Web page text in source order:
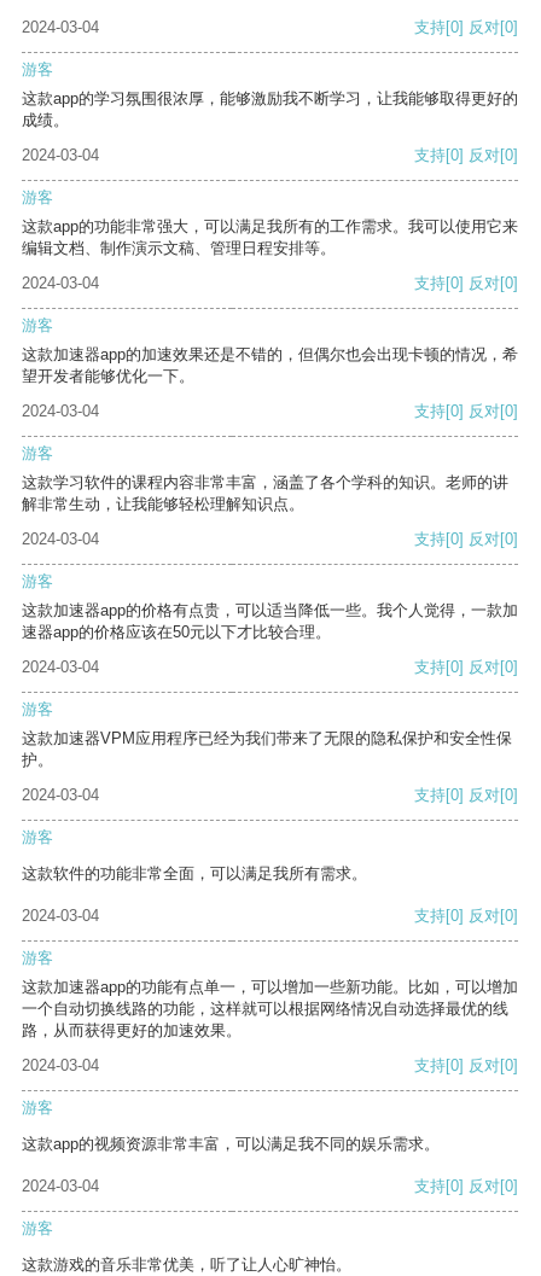
2024-03-04 支持[0] 反对[0]
游客
这款app的学习氛围很浓厚，能够激励我不断学习，让我能够取得更好的
成绩。
2024-03-04
支持[0] 反对[0]
游客
这款app的功能非常强大，可以满足我所有的工作需求。我可以使用它来
编辑文档、制作演示文稿、管理日程安排等。
2024-03-04
支持[0] 反对[0]
游客
这款加速器app的加速效果还是不错的，但偶尔也会出现卡顿的情况，希
望开发者能够优化一下。
2024-03-04
支持[0] 反对[0]
游客
这款学习软件的课程内容非常丰富，涵盖了各个学科的知识。老师的讲
解非常生动，让我能够轻松理解知识点。
2024-03-04
支持[0] 反对[0]
游客
这款加速器app的价格有点贵，可以适当降低一些。我个人觉得，一款加
速器app的价格应该在50元以下才比较合理。
2024-03-04
支持[0] 反对[0]
游客
这款加速器VPM应用程序已经为我们带来了无限的隐私保护和安全性保
护。
2024-03-04
支持[0] 反对[0]
游客
这款软件的功能非常全面，可以满足我所有需求。
2024-03-04 支持[0] 反对[0]
游客
这款加速器app的功能有点单一，可以增加一些新功能。比如，可以增加
一个自动切换线路的功能，这样就可以根据网络情况自动选择最优的线
路，从而获得更好的加速效果。
2024-03-04
支持[0] 反对[0]
游客
这款app的视频资源非常丰富，可以满足我不同的娱乐需求。
2024-03-04 支持[0] 反对[0]
游客
这款游戏的音乐非常优美，听了让人心旷神怡。